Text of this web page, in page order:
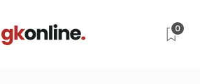
0